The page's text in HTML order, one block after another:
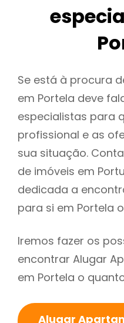
Se está à procura
em Portela deve
especialistas para
profissional e as
sua situação.
de imóveis em
dedicada a
para si em Portela
Iremos fazer os
encontrar Alugar
em Portela o
Alugar